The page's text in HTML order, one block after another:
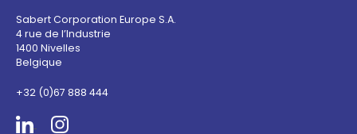
Sabert Corporation Europe S.A.
4 rue de l’Industrie
1400 Nivelles
Belgique
+32 (0)67 888 444